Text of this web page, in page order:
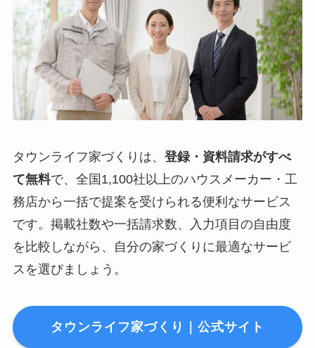
タウンライフ家づくりは、 登録・資料請求がすべ
て無料で、全国1,100社以上のハウスメーカー・工
務店から一括で提案を受けられる便利なサービス
です。掲載社数や一括請求数、入力項目の自由度
を比較しながら、自分の家づくりに最適なサービ
スを選びましょう。
タウンライフ家づくり｜公式サイト